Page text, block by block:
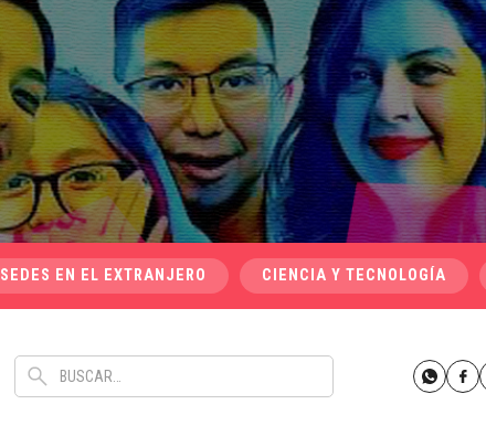
SEDES EN EL EXTRANJERO CIENCIA Y TECNOLOGÍA